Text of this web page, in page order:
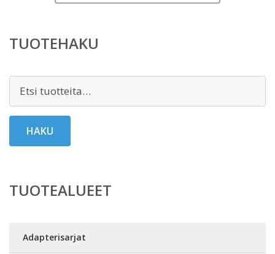
TUOTEHAKU
Etsi:
HAKU
TUOTEALUEET
Adapterisarjat